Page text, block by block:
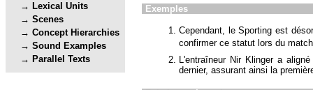
Lexical Units
Scenes
Concept Hierarchies
Sound Examples
Parallel Texts
Exemples
Cependant, le Sporting est
confirmer ce statut lors du
L'entraîneur Nir Klinger a
dernier, assurant ainsi la